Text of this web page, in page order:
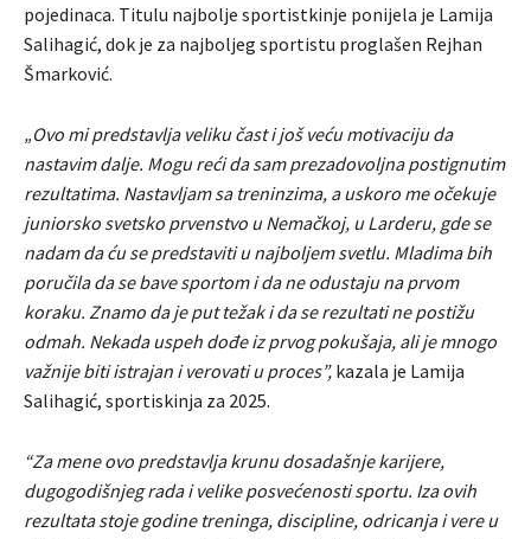
pojedinaca. Titulu najbolje sportistkinje ponijela je Lamija
Salihagić, dok je za najboljeg sportistu proglašen Rejhan
Šmarković.
„Ovo mi predstavlja veliku čast i još veću motivaciju da
nastavim dalje. Mogu reći da sam prezadovoljna postignutim
rezultatima. Nastavljam sa treninzima, a uskoro me očekuje
juniorsko svetsko prvenstvo u Nemačkoj, u Larderu, gde se
nadam da ću se predstaviti u najboljem svetlu. Mladima bih
poručila da se bave sportom i da ne odustaju na prvom
koraku. Znamo da je put težak i da se rezultati ne postižu
odmah. Nekada uspeh dođe iz prvog pokušaja, ali je mnogo
važnije biti istrajan i verovati u proces”, kazala je Lamija
Salihagić, sportiskinja za 2025.
“Za mene ovo predstavlja krunu dosadašnje karijere,
dugogodišnjeg rada i velike posvećenosti sportu. Iza ovih
rezultata stoje godine treninga, discipline, odricanja i vere u